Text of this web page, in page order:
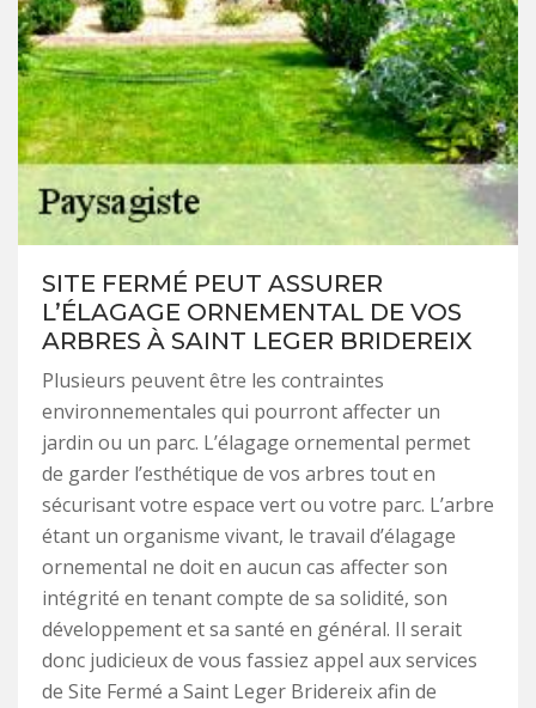
SITE FERMÉ PEUT ASSURER
L’ÉLAGAGE ORNEMENTAL DE VOS
ARBRES À SAINT LEGER BRIDEREIX
Plusieurs peuvent être les contraintes
environnementales qui pourront affecter un
jardin ou un parc. L’élagage ornemental permet
de garder l’esthétique de vos arbres tout en
sécurisant votre espace vert ou votre parc. L’arbre
étant un organisme vivant, le travail d’élagage
ornemental ne doit en aucun cas affecter son
intégrité en tenant compte de sa solidité, son
développement et sa santé en général. Il serait
donc judicieux de vous fassiez appel aux services
de Site Fermé a Saint Leger Bridereix afin de